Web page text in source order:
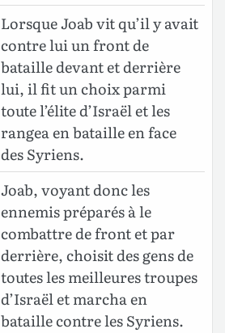
Lorsque Joab vit qu’il y avait
contre lui un front de
bataille devant et derrière
lui, il fit un choix parmi
toute l’élite d’Israël et les
rangea en bataille en face
des Syriens.
Joab, voyant donc les
ennemis préparés à le
combattre de front et par
derrière, choisit des gens de
toutes les meilleures troupes
d’Israël et marcha en
bataille contre les Syriens.